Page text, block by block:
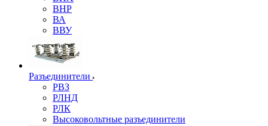
ВНР
ВА
ВВУ
Разъединители
РВЗ
РЛНД
РЛК
Высоковольтные разъединители